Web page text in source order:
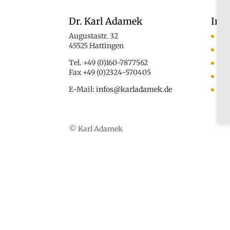
Dr. Karl Adamek
Augustastr. 32
45525 Hattingen
Tel. +49 (0)160-7877562
Fax +49 (0)2324-570405
E-Mail:infos@karladamek.de
Infos
© Karl Adamek